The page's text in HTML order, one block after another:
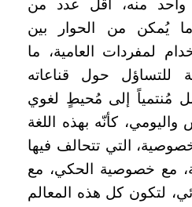
منه، أقل عدد من
يُمكن من الحوار بين
لمفردات العامية، ما
للتساؤل حول قناعاته
مُنتمياً إلى مُحيطٍ لغوي
كأنّه بهذه اللغة
التي تتحالف فيها
مع خصوصية الحكي، مع
لتكون كل هذه المعالم